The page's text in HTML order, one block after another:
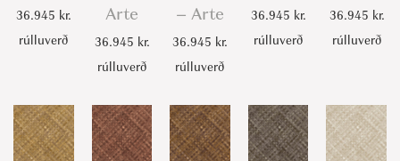
36.945 kr.
rúlluverð
Arte
36.945 kr.
rúlluverð
– Arte
36.945 kr.
rúlluverð
36.945 kr.
rúlluverð
36.945 kr.
rúlluverð